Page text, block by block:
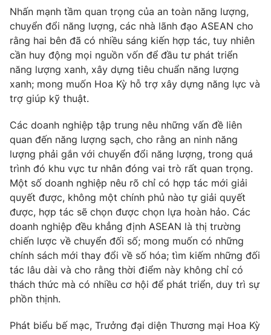
® Cấm sao chép dưới mọi hình thức nếu không có sự chấp
thông tin từ website này.
Nhấn mạnh tầm quan trọng của an toàn năng lượng,
chuyển đổi năng lượng, các nhà lãnh đạo ASEAN cho
rằng hai bên đã có nhiều sáng kiến hợp tác, tuy nhiên
cần huy động mọi nguồn vốn để đầu tư phát triển
năng lượng xanh, xây dựng tiêu chuẩn năng lượng
xanh; mong muốn Hoa Kỳ hỗ trợ xây dựng năng lực và
trợ giúp kỹ thuật.
Các doanh nghiệp tập trung nêu những vấn đề liên
quan đến năng lượng sạch, cho rằng an ninh năng
lượng phải gắn với chuyển đổi năng lượng, trong quá
trình đó khu vực tư nhân đóng vai trò rất quan trọng.
Một số doanh nghiệp nêu rõ chỉ có hợp tác mới giải
quyết được, không một chính phủ nào tự giải quyết
được, hợp tác sẽ chọn được chọn lựa hoàn hảo. Các
doanh nghiệp đều khẳng định ASEAN là thị trường
chiến lược về chuyển đối số; mong muốn có những
chính sách mới thay đổi về số hóa; tìm kiếm những đối
tác lâu dài và cho rằng thời điểm này không chỉ có
thách thức mà có nhiều cơ hội để phát triển, duy trì sự
phồn thịnh.
Phát biểu bế mạc, Trưởng đại diện Thương mại Hoa Kỳ